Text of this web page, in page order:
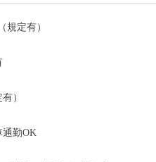
定有）
）
勤OK